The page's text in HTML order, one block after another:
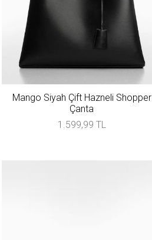
Mango Siyah Çift Hazneli Shopper
Çanta
1.599,99 TL